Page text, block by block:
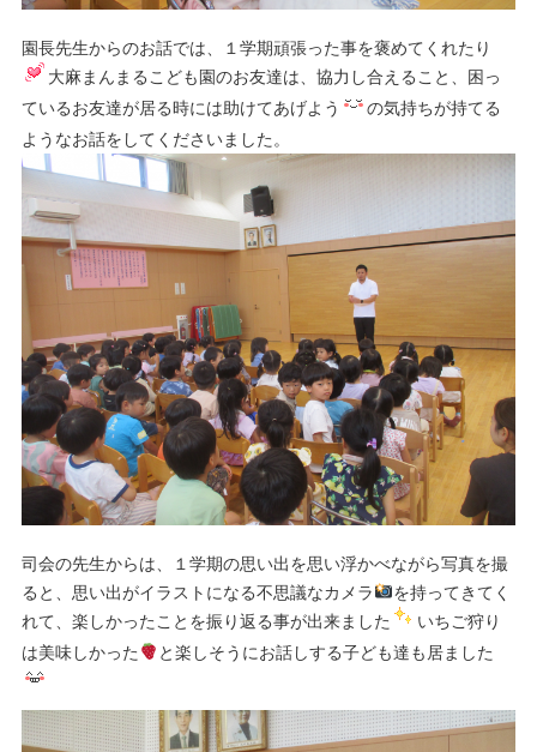
園長先生からのお話では、１学期頑張った事を褒めてくれたり
大麻まんまるこども園のお友達は、協力し合えること、困っ
ているお友達が居る時には助けてあげよう
の気持ちが持てる
ようなお話をしてくださいました。
司会の先生からは、１学期の思い出を思い浮かべながら写真を撮
ると、思い出がイラストになる不思議なカメラ
を持ってきてく
れて、楽しかったことを振り返る事が出来ました
いちご狩り
は美味しかった
と楽しそうにお話しする子ども達も居ました